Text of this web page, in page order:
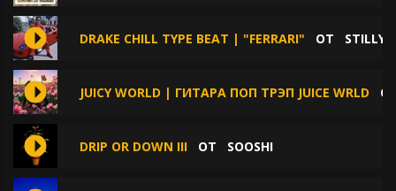
DRAKE CHILL TYPE BEAT | "FERRARI" ОТ
JUICY WORLD | ГИТАРА ПОП ТРЭП JUICE WRLD
DRIP OR DOWN III ОТ SOOSHI